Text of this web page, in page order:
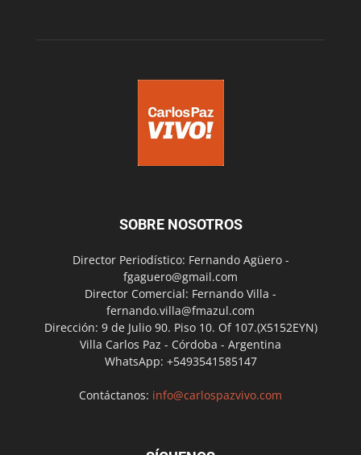
SOBRE NOSOTROS
Director Periodístico: Fernando Agüero -
fgaguero@gmail.com
Director Comercial: Fernando Villa -
fernando.villa@fmazul.com
Dirección: 9 de Julio 90. Piso 10. Of 107.(X5152EYN)
Villa Carlos Paz - Córdoba - Argentina
WhatsApp: +5493541585147
Contáctanos: info@carlospazvivo.com